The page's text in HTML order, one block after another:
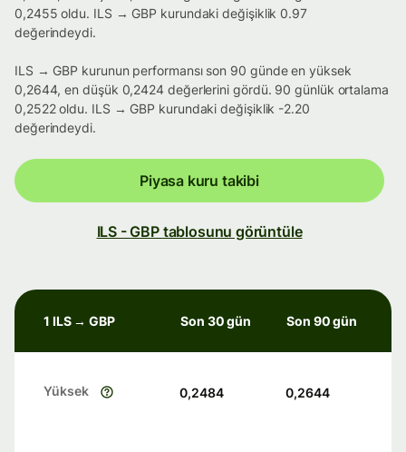
0,2455 oldu. ILS → GBP kurundaki değişiklik 0.97
değerindeydi.
ILS → GBP kurunun performansı son 90 günde en yüksek
0,2644, en düşük 0,2424 değerlerini gördü. 90 günlük ortalama
0,2522 oldu. ILS → GBP kurundaki değişiklik -2.20
değerindeydi.
Piyasa kuru takibi
ILS - GBP tablosunu görüntüle
1 ILS → GBP Son 30 gün Son 90 gün
Yüksek 0,2484 0,2644